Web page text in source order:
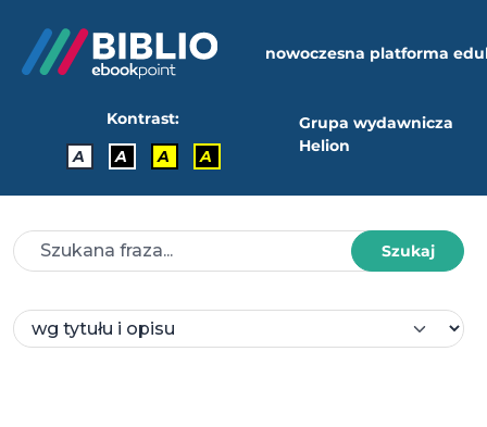
nowoczesna platforma
Kontrast:
A
A A A
Grupa wydawnicza
Helion
Szukaj